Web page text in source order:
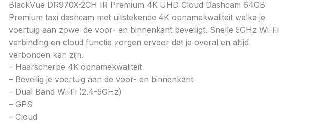
BlackVue DR970X-2CH IR Premium 4K UHD Cloud Dashcam 64GB
Premium taxi dashcam met uitstekende 4K opnamekwaliteit welke je
voertuig aan zowel de voor- en binnenkant beveiligt. Snelle 5GHz Wi-Fi
verbinding en cloud functie zorgen ervoor dat je overal en altijd
verbonden kan zijn.
– Haarscherpe 4K opnamekwaliteit
– Beveilig je voertuig aan de voor- en binnenkant
– Dual Band Wi-Fi (2.4-5GHz)
– GPS
– Cloud